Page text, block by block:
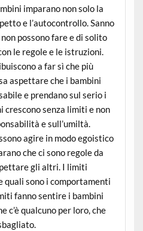
imparano non solo la
e l’autocontrollo. Sanno
possono fare e di solito
le regole e le istruzioni.
a far sì che più
aspettare che i bambini
e prendano sul serio i
senza limiti e non
e sull’umiltà.
agire in modo egoistico
che ci sono regole da
gli altri. I limiti
quali sono i comportamenti
fanno sentire i bambini
c’è qualcuno per loro, che